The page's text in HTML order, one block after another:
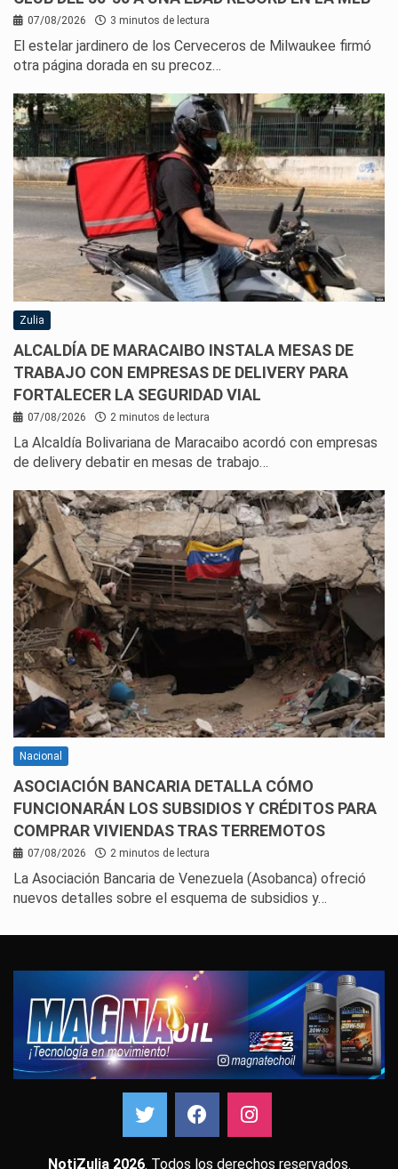
07/08/2026 3 minutos de lectura
El estelar jardinero de los Cerveceros de Milwaukee firmó
otra página dorada en su precoz…
Zulia
ALCALDÍA DE MARACAIBO INSTALA MESAS DE
TRABAJO CON EMPRESAS DE DELIVERY PARA
FORTALECER LA SEGURIDAD VIAL
07/08/2026 2 minutos de lectura
La Alcaldía Bolivariana de Maracaibo acordó con empresas
de delivery debatir en mesas de trabajo…
Nacional
ASOCIACIÓN BANCARIA DETALLA CÓMO
FUNCIONARÁN LOS SUBSIDIOS Y CRÉDITOS PARA
COMPRAR VIVIENDAS TRAS TERREMOTOS
07/08/2026 2 minutos de lectura
La Asociación Bancaria de Venezuela (Asobanca) ofreció
nuevos detalles sobre el esquema de subsidios y…
NotiZulia 2026. Todos los derechos reservados.